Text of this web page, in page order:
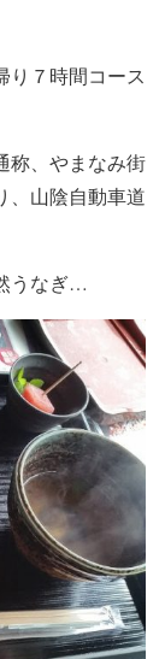
り７時間コース
称、やまなみ街
、山陰自動車道
うなぎ…